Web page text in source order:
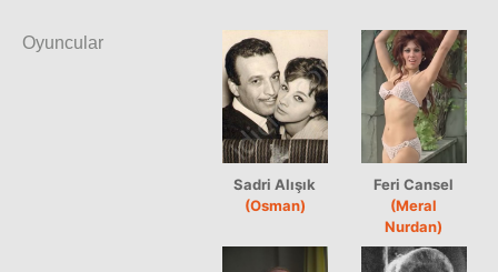
Oyuncular
Sadri Alışık
(Osman)
Feri Cansel
(Meral
Nurdan)